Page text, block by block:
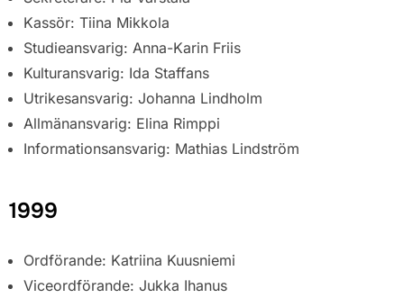
Kassör: Tiina Mikkola
Studieansvarig: Anna-Karin Friis
Kulturansvarig: Ida Staffans
Utrikesansvarig: Johanna Lindholm
Allmänansvarig: Elina Rimppi
Informationsansvarig: Mathias Lindström
1999
Ordförande: Katriina Kuusniemi
Viceordförande: Jukka Ihanus